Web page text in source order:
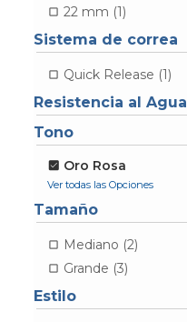
22 mm (1)
Sistema de correa
Quick Release (1)
Resistencia al Agua
Tono
Oro Rosa
Tamaño
Mediano (2)
Grande (3)
Estilo